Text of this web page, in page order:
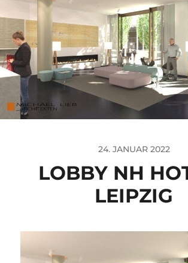
24. JANUAR 2022
LOBBY NH
LEIPZIG